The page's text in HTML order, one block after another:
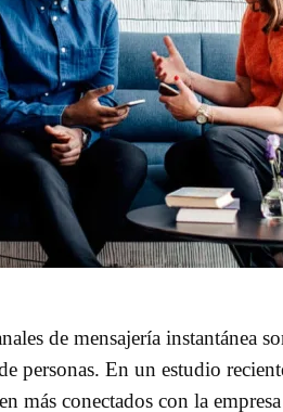
de mensajería instantánea
personas. En un estudio
más conectados con la